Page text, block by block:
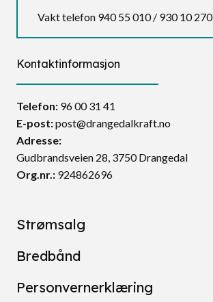
Vakt telefon 940 55 010 / 930 10 270
Kontaktinformasjon
Telefon: 96 00 31 41
E-post:post@drangedalkraft.no
Adresse:
Gudbrandsveien 28, 3750 Drangedal
Org.nr.: 924862696
Strømsalg
Bredbånd
Personvernerklæring